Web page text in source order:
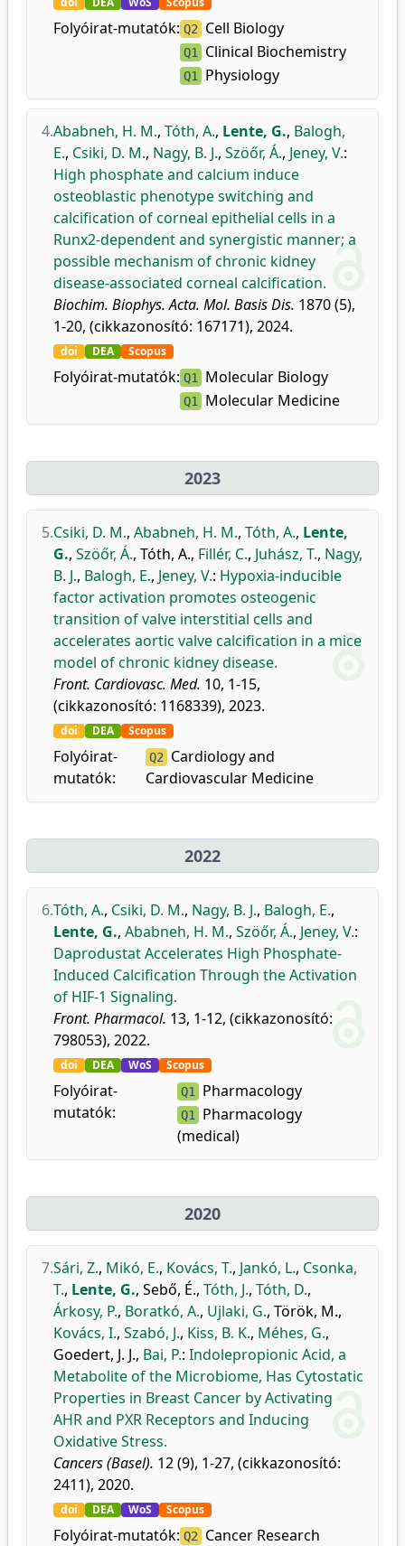
Folyóirat-mutatók: Q2 Cell Biology
Q1 Clinical Biochemistry
Q1 Physiology
4.Ababneh, H. M., Tóth, A., Lente, G., Balogh,
E., Csiki, D. M., Nagy, B. J., Szöőr, Á., Jeney, V.:
High phosphate and calcium induce
osteoblastic phenotype switching and
calcification of corneal epithelial cells in a
Runx2-dependent and synergistic manner; a
possible mechanism of chronic kidney
disease-associated corneal calcification.
Biochim. Biophys. Acta. Mol. Basis Dis. 1870 (5),
1-20, (cikkazonosító: 167171), 2024.
doi DEA Scopus
Folyóirat-mutatók: Q1 Molecular Biology
Q1 Molecular Medicine
2023
5.Csiki, D. M., Ababneh, H. M., Tóth, A., Lente,
G., Szöőr, Á., Tóth, A., Fillér, C., Juhász, T., Nagy,
B. J., Balogh, E., Jeney, V.: Hypoxia-inducible
factor activation promotes osteogenic
transition of valve interstitial cells and
accelerates aortic valve calcification in a mice
model of chronic kidney disease.
Front. Cardiovasc. Med. 10, 1-15,
(cikkazonosító: 1168339), 2023.
doi DEA Scopus
Folyóirat-
mutatók:
Q2 Cardiology and
Cardiovascular Medicine
2022
6.Tóth, A., Csiki, D. M., Nagy, B. J., Balogh, E.,
Lente, G., Ababneh, H. M., Szöőr, Á., Jeney, V.:
Daprodustat Accelerates High Phosphate-
Induced Calcification Through the Activation
of HIF-1 Signaling.
Front. Pharmacol. 13, 1-12, (cikkazonosító:
798053), 2022.
doi DEA WoS Scopus
Folyóirat-
mutatók:
Q1 Pharmacology
Q1 Pharmacology
(medical)
2020
7.Sári, Z., Mikó, E., Kovács, T., Jankó, L., Csonka,
T., Lente, G., Sebő, É., Tóth, J., Tóth, D.,
Árkosy, P., Boratkó, A., Ujlaki, G., Török, M.,
Kovács, I., Szabó, J., Kiss, B. K., Méhes, G.,
Goedert, J. J., Bai, P.: Indolepropionic Acid, a
Metabolite of the Microbiome, Has Cytostatic
Properties in Breast Cancer by Activating
AHR and PXR Receptors and Inducing
Oxidative Stress.
Cancers (Basel). 12 (9), 1-27, (cikkazonosító:
2411), 2020.
doi DEA WoS Scopus
Folyóirat-mutatók: Q2 Cancer Research